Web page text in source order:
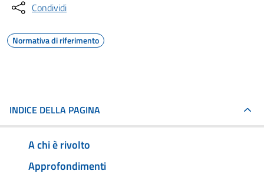
Condividi
Normativa di riferimento
INDICE DELLA PAGINA
A chi è rivolto
Approfondimenti